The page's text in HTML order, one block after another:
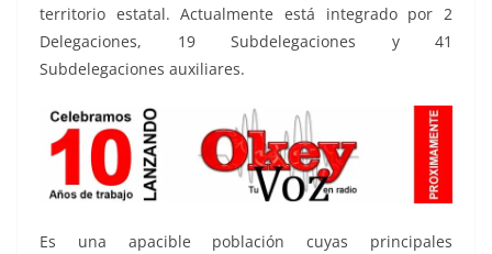
territorio estatal. Actualmente está integrado por 2
Delegaciones, 19 Subdelegaciones y 41
Subdelegaciones auxiliares.
Es una apacible población cuyas principales